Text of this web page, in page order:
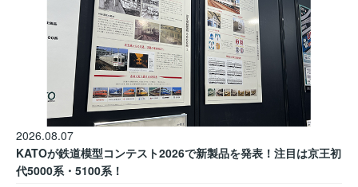
2026.08.07
KATOが鉄道模型コンテスト2026で新製品を発表！注目は京王初
代5000系・5100系！